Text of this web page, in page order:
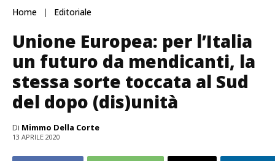
Home Editoriale
Unione Europea: per l’Italia
un futuro da mendicanti, la
stessa sorte toccata al Sud
del dopo (dis)unità
Di Mimmo Della Corte
13 APRILE 2020